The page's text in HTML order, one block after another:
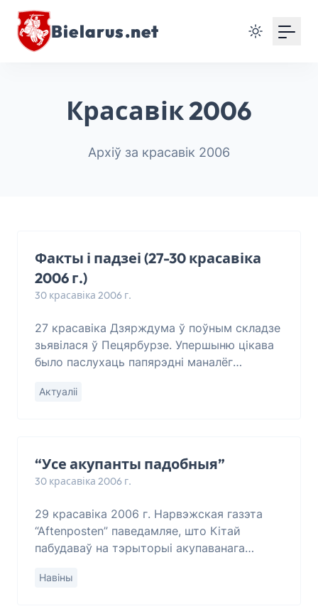
Bielarus.net
Красавік 2006
Архіў за красавік 2006
Факты і падзеі (27-30 красавіка
2006 г.)
30 красавіка 2006 г.
27 красавіка Дзярждума ў поўным складзе
зьявілася ў Пецярбурзе. Упершыню цікава
было паслухаць папярэдні маналёг
тэлекамэрамі: “А что там они? А что они
Актуаліі
“Усе акупанты падобныя”
30 красавіка 2006 г.
29 красавіка 2006 г. Нарвэжская газэта
“Aftenposten” паведамляе, што Кітай
пабудаваў на тэрыторыі акупаванага
лініі пройдуць на пачатку ліпеня сёлета.
Навіны